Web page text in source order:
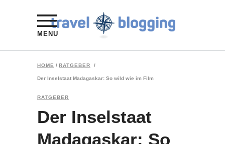
MENU
HOME / RATGEBER /
Der Inselstaat Madagaskar: So wild wie im Film
RATGEBER
Der Inselstaat
Madagaskar: So